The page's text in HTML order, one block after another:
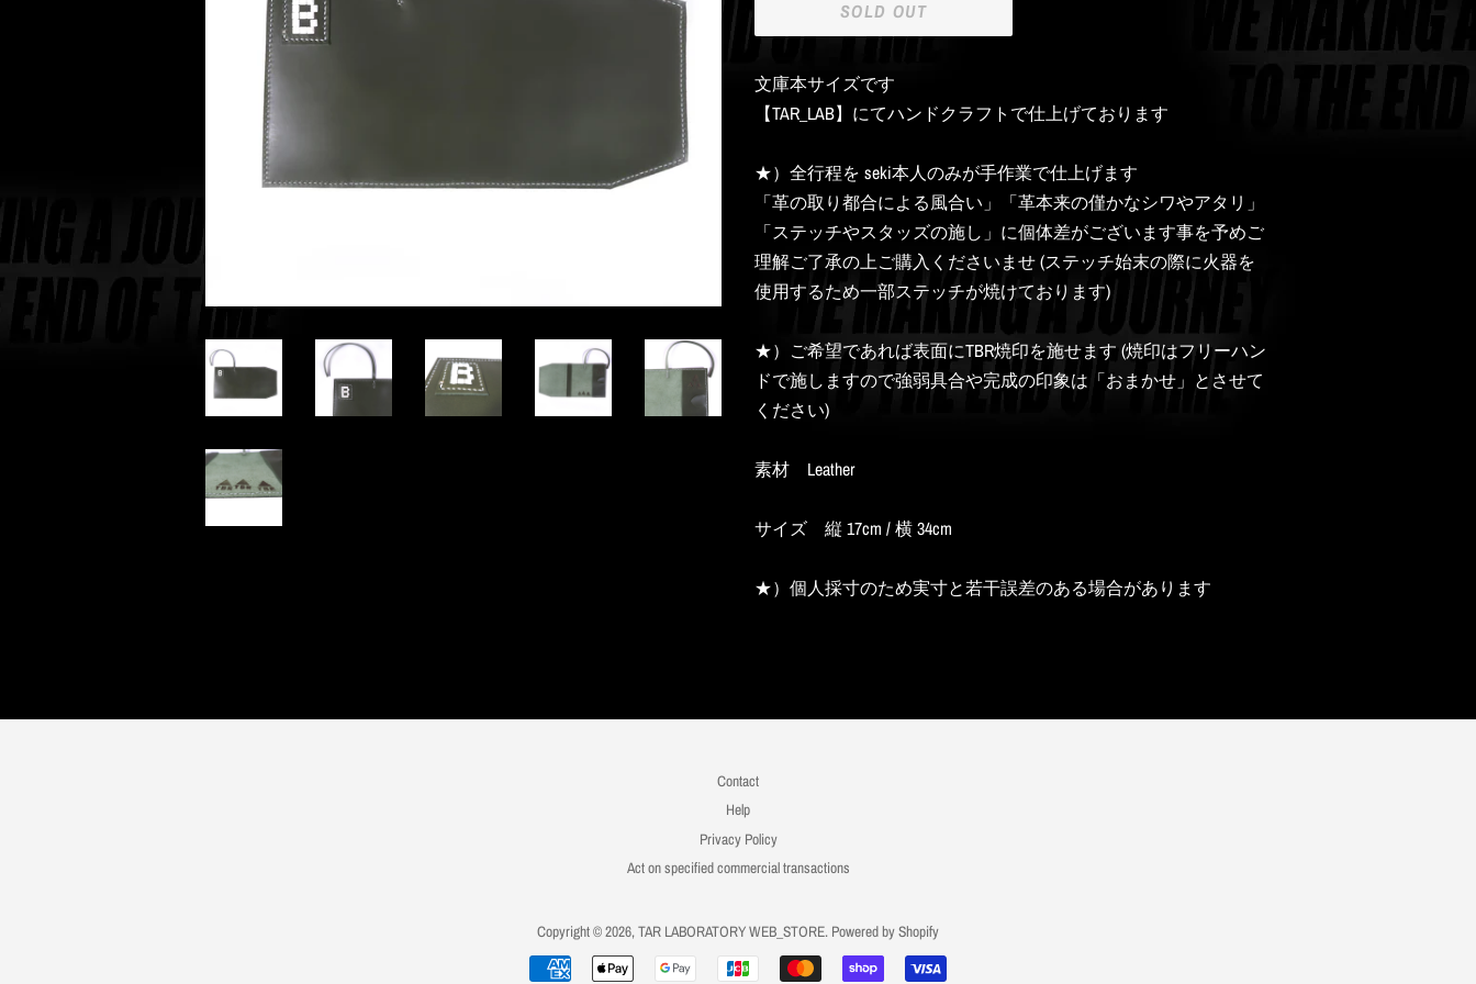
SOLD OUT
文庫本サイズです
【TAR_LAB】にてハンドクラフトで仕上げております
★）全行程を seki本人のみが手作業で仕上げます
「革の取り都合による風合い」「革本来の僅かなシワやアタリ」
「ステッチやスタッズの施し」に個体差がございます事を予めご
理解ご了承の上ご購入くださいませ (ステッチ始末の際に火器を
使用するため一部ステッチが焼けております)
★）ご希望であれば表面にTBR焼印を施せます (焼印はフリーハン
ドで施しますので強弱具合や完成の印象は「おまかせ」とさせて
ください)
素材 Leather
サイズ 縦 17cm /横 34cm
★）個人採寸のため実寸と若干誤差のある場合があります
Contact
Help
Privacy Policy
Act on specified commercial transactions
Copyright © 2026, TAR LABORATORY WEB_STORE. Powered by Shopify
お